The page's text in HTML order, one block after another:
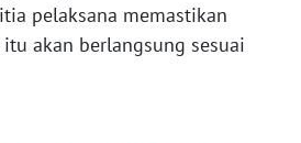
pelaksana memastikan
akan berlangsung sesuai